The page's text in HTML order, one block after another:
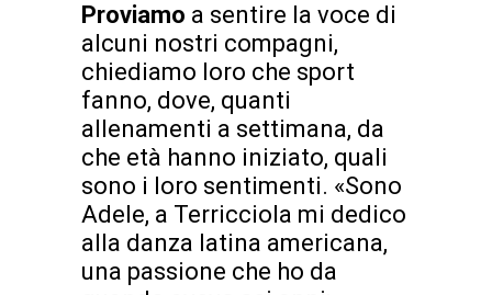
Proviamo a sentire la voce di
alcuni nostri compagni,
chiediamo loro che sport
fanno, dove, quanti
allenamenti a settimana, da
che età hanno iniziato, quali
sono i loro sentimenti. «Sono
Adele, a Terricciola mi dedico
alla danza latina americana,
una passione che ho da